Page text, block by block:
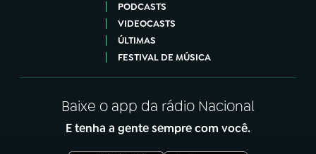
PODCASTS
VIDEOCASTS
ÚLTIMAS
FESTIVAL DE MÚSICA
Baixe o app da rádio Nacional
E tenha a gente sempre com você.